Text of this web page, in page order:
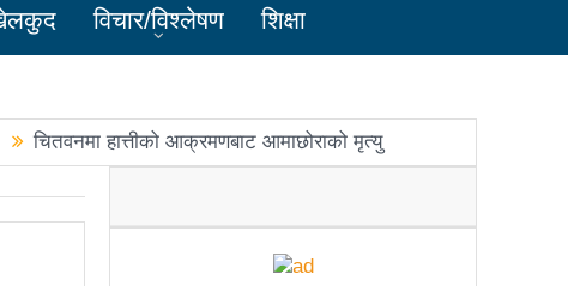
विचार/विश्लेषण शिक्षा
चितवनमा हात्तीको आक्रमणबाट आमाछोराको मृत्यु